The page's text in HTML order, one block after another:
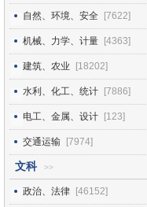
自然、环境、安全 [7622]
机械、力学、计量 [4363]
建筑、农业 [18202]
水利、化工、统计 [7886]
电工、金属、设计 [123]
交通运输 [7974]
文科 >>
政治、法律 [46152]